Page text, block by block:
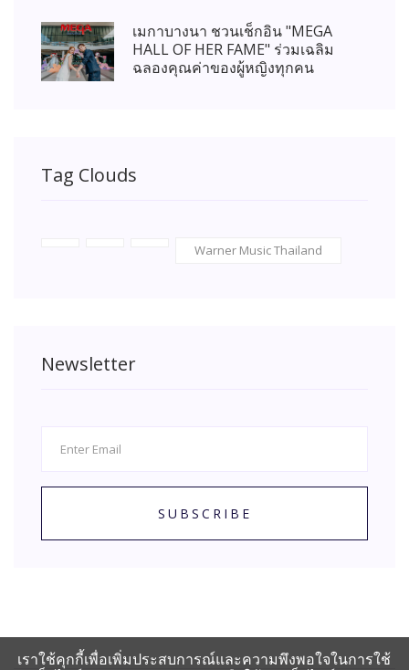
เมกาบางนา ชวนเช็กอิน "MEGA
HALL OF HER FAME" ร่วมเฉลิม
ฉลองคุณค่าของผู้หญิงทุกคน
Tag Clouds
Warner Music Thailand
Newsletter
SUBSCRIBE
เราใช้คุกกี้เพื่อเพิ่มประสบการณ์และความพึงพอใจในการใช้